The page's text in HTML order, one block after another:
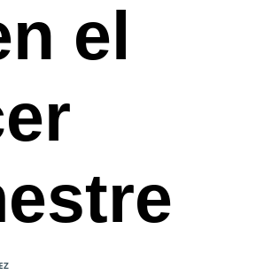
el